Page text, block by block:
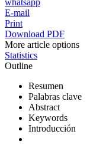
whatsapp
E-mail
Print
Download PDF
More article options
Statistics
Outline
Resumen
Palabras clave
Abstract
Keywords
Introducción